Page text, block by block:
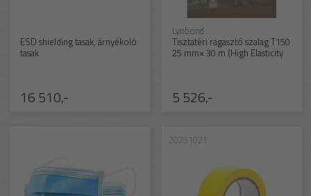
16 510,-
ESD shielding tasak, árnyékoló
tasak
5 526,-
Lynbond
Tisztatéri ragasztó szalag T150
25 mm× 30 m (High Elasticity
20251021